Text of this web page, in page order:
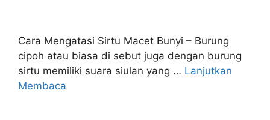
Cara Mengatasi Sirtu Macet Bunyi – Burung
cipoh atau biasa di sebut juga dengan burung
sirtu memiliki suara siulan yang … Lanjutkan
Membaca